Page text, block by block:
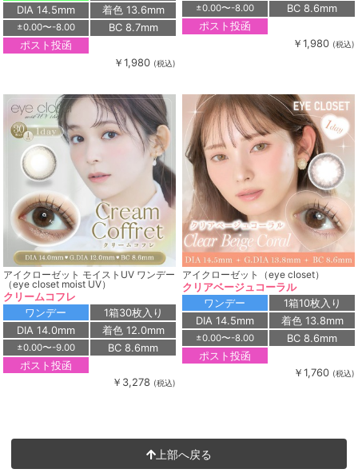
DIA 14.5mm
着色 13.6mm
±0.00〜-8.00
BC 8.7mm
ポスト投函
￥1,980 (税込)
±0.00〜-8.00
BC 8.6mm
ポスト投函
￥1,980 (税込)
アイクローゼット モイストUV ワンデー
（eye closet moist UV）
クリームコフレ
ワンデー
1箱30枚入り
DIA 14.0mm
着色 12.0mm
±0.00〜-9.00
BC 8.6mm
ポスト投函
￥3,278 (税込)
アイクローゼット（eye closet）
クリアベージュコーラル
ワンデー
1箱10枚入り
DIA 14.5mm
着色 13.8mm
±0.00〜-8.00
BC 8.6mm
ポスト投函
￥1,760 (税込)
上部へ戻る